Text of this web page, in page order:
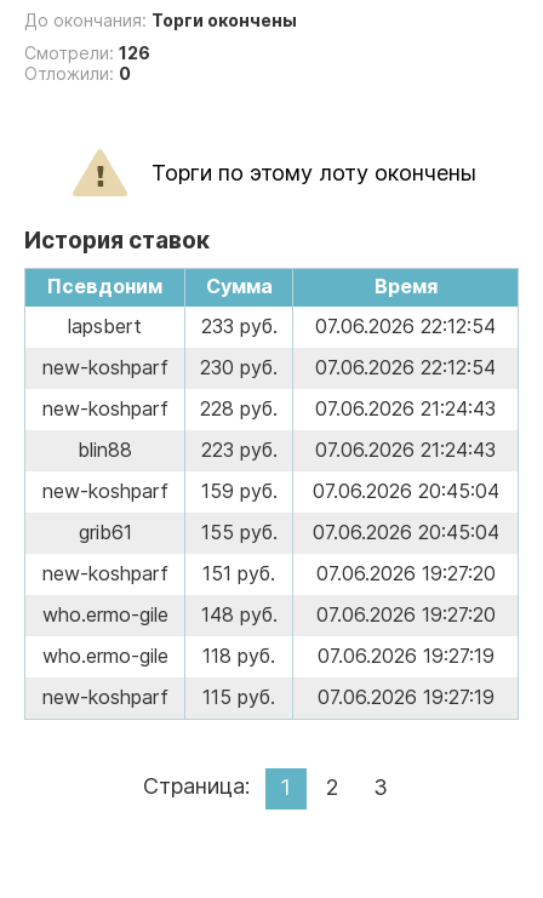
До окончания: Торги окончены
Смотрели: 126
Отложили: 0
Торги по этому лоту окончены
История ставок
Псевдоним Сумма
Время
lapsbert
233 руб.
07.06.2026 22:12:54
new-koshparf
230 руб.
07.06.2026 22:12:54
new-koshparf
228 руб.
07.06.2026 21:24:43
blin88
223 руб.
07.06.2026 21:24:43
new-koshparf
159 руб.
07.06.2026 20:45:04
grib61
155 руб.
07.06.2026 20:45:04
new-koshparf
151 руб.
07.06.2026 19:27:20
who.ermo-gile
148 руб.
07.06.2026 19:27:20
who.ermo-gile
118 руб.
07.06.2026 19:27:19
new-koshparf
115 руб. 07.06.2026 19:27:19
Страница: 1 2 3